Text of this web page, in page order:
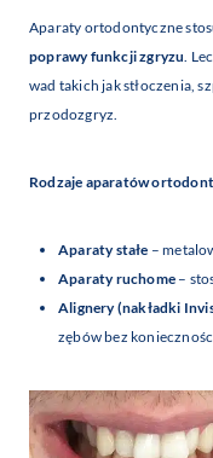
Aparaty ortodontyczne
poprawy funkcji zgryzu.
wad takich jak stłoczenia,
przodozgryz.
Rodzaje aparatów
Aparaty stałe –
Aparaty ruchome –
Alignery (nakładki
zębów bez